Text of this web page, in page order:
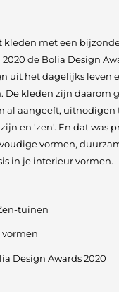
kleden met een
de Bolia Design
uit het dagelijks leven
De kleden zijn daarom
al aangeeft,
en 'zen'. En dat was
vormen,
in je interieur vormen.
tuinen
vormen
Design Awards 2020